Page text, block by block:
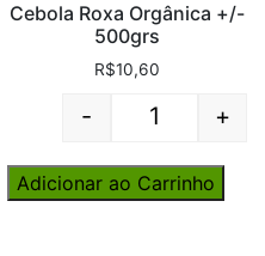
Cebola Roxa Orgânica +/-
500grs
R$10,60
Quantity
- +
Adicionar ao Carrinho